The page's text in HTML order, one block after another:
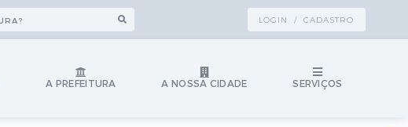
LOGIN / CADASTRO
A PREFEITURA A NOSSA CIDADE SERVIÇOS